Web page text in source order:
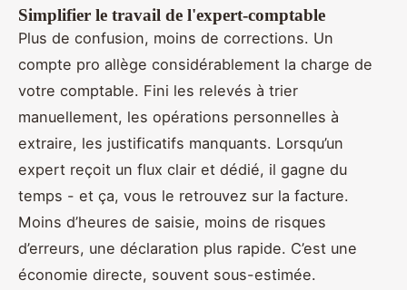
Simplifier le travail de l'expert-comptable
Plus de confusion, moins de corrections. Un
compte pro allège considérablement la charge de
votre comptable. Fini les relevés à trier
manuellement, les opérations personnelles à
extraire, les justificatifs manquants. Lorsqu’un
expert reçoit un flux clair et dédié, il gagne du
temps - et ça, vous le retrouvez sur la facture.
Moins d’heures de saisie, moins de risques
d’erreurs, une déclaration plus rapide. C’est une
économie directe, souvent sous-estimée.